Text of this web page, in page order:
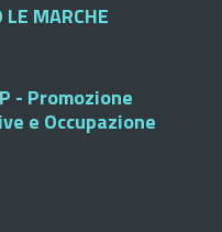
MARCHE
- Promozione
e Occupazione